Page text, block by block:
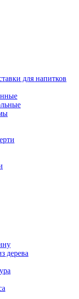
для напитков
дерева